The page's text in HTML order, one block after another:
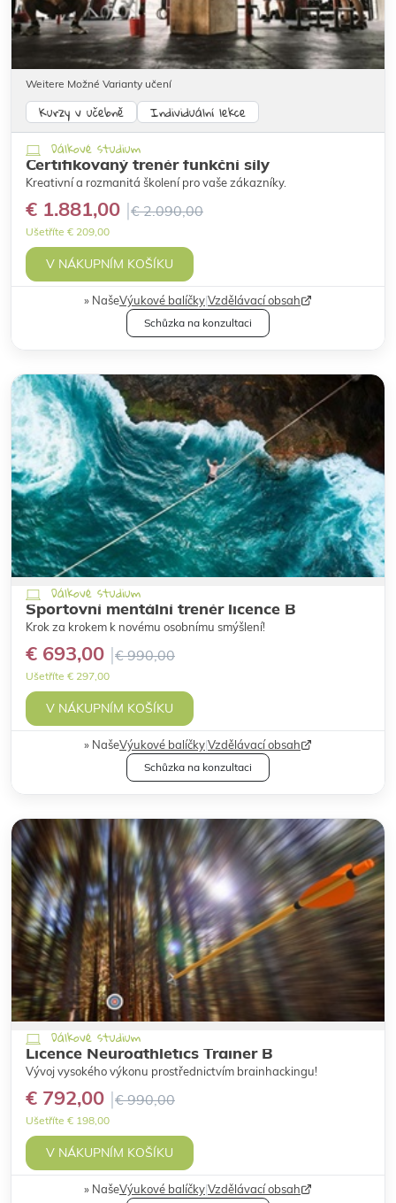
Weitere Možné Varianty učení
Dálkové studium
Kurzy v učebně Individuální lekce
Certifikovaný trenér funkční síly
Kreativní a rozmanitá školení pro vaše zákazníky.
€ 1.881,00 € 2.090,00
Ušetříte € 209,00
V NÁKUPNÍM KOŠÍKU
NašeVýukové balíčky|Vzdělávací obsah
Schůzka na konzultaci
Dálkové studium
Sportovní mentální trenér licence B
Krok za krokem k novému osobnímu smýšlení!
€ 693,00 € 990,00
Ušetříte € 297,00
V NÁKUPNÍM KOŠÍKU
NašeVýukové balíčky|Vzdělávací obsah
Schůzka na konzultaci
Dálkové studium
Licence Neuroathletics Trainer B
Vývoj vysokého výkonu prostřednictvím brainhackingu!
€ 792,00 € 990,00
Ušetříte € 198,00
V NÁKUPNÍM KOŠÍKU
NašeVýukové balíčky|Vzdělávací obsah